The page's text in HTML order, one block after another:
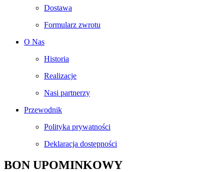
Dostawa
Formularz zwrotu
O Nas
Historia
Realizacje
Nasi partnerzy
Przewodnik
Polityka prywatności
Deklaracja dostępności
BON UPOMINKOWY